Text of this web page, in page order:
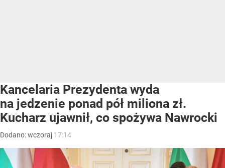
Kancelaria Prezydenta wyda
na jedzenie ponad pół miliona zł.
Kucharz ujawnił, co spożywa Nawrocki
Dodano:wczoraj 17:14